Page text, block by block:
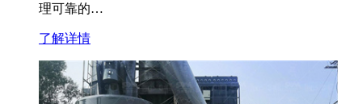
理可靠的…
了解详情